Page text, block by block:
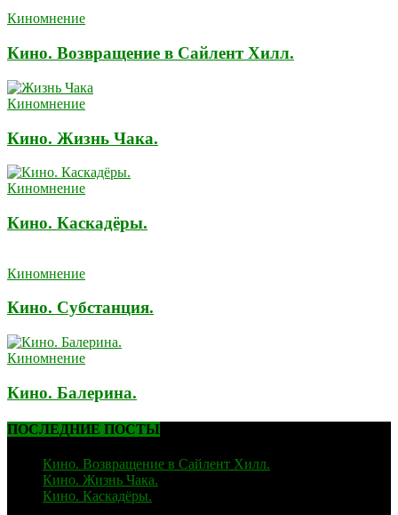
Киномнение
Кино. Возвращение в Сайлент Хилл.
Киномнение
Кино. Жизнь Чака.
Киномнение
Кино. Каскадёры.
Киномнение
Кино. Субстанция.
Киномнение
Кино. Балерина.
ПОСЛЕДНИЕ ПОСТЫ
Кино. Возвращение в Сайлент Хилл.
Кино. Жизнь Чака.
Кино. Каскадёры.